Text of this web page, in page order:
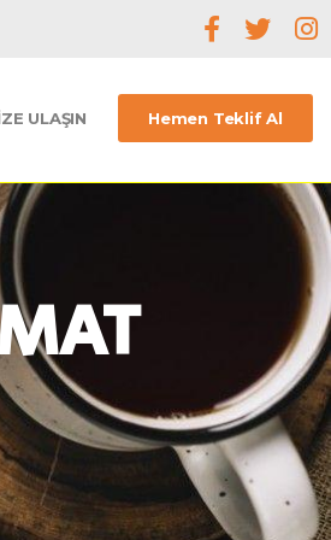
ULAŞIN Hemen Teklif Al